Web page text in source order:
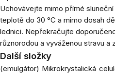
Uchovávejte mimo přímé
teplotě do 30 °C a mimo dosah
lednici. Nepřekračujte
různorodou a vyváženou stravu a
Další složky
(emulgátor) Mikrokrystalická